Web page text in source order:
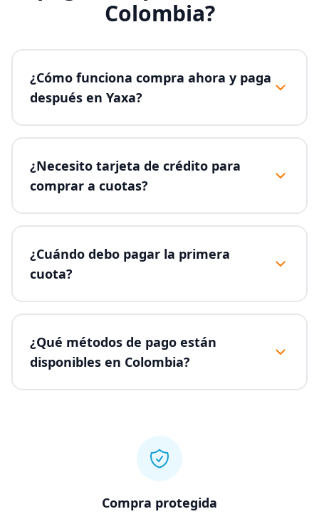
Colombia?
¿Cómo funciona compra ahora y paga
después en Yaxa?
¿Necesito tarjeta de crédito para
comprar a cuotas?
¿Cuándo debo pagar la primera
cuota?
¿Qué métodos de pago están
disponibles en Colombia?
Compra protegida